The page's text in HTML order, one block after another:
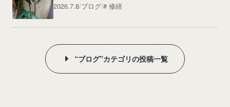
2026.7.8 ブログ 修繕
“ブログ”カテゴリの投稿一覧